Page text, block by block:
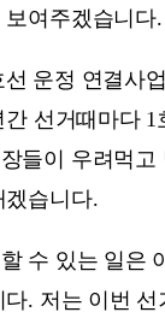
여주겠습니다.
운정 연결사
선거때마다 1
들이 우려먹고
겠습니다.
수 있는 일은
. 저는 이번 선